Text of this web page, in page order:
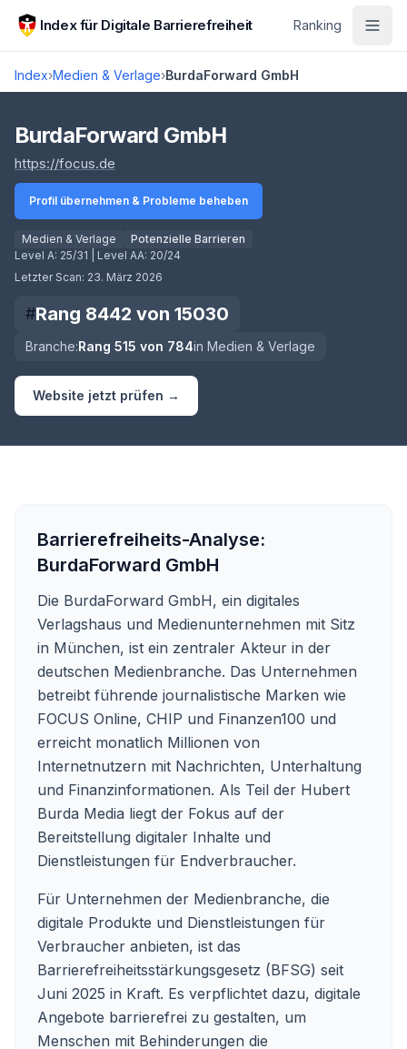
Zum Hauptinhalt springen
Index für Digitale Barrierefreiheit Ranking
Index›Medien & Verlage›BurdaForward GmbH
Score lädt
BurdaForward GmbH
https://focus.de
Profil übernehmen & Probleme beheben
Medien & Verlage
Potenzielle Barrieren
Level A: 25/31 | Level AA: 20/24
Letzter Scan: 23. März 2026
#Rang 8442 von 15030
Branche:Rang 515 von 784in Medien & Verlage
Website jetzt prüfen →
Barrierefreiheits-Analyse:
BurdaForward GmbH
Die BurdaForward GmbH, ein digitales
Verlagshaus und Medienunternehmen mit Sitz
in München, ist ein zentraler Akteur in der
deutschen Medienbranche. Das Unternehmen
betreibt führende journalistische Marken wie
FOCUS Online, CHIP und Finanzen100 und
erreicht monatlich Millionen von
Internetnutzern mit Nachrichten, Unterhaltung
und Finanzinformationen. Als Teil der Hubert
Burda Media liegt der Fokus auf der
Bereitstellung digitaler Inhalte und
Dienstleistungen für Endverbraucher.
Für Unternehmen der Medienbranche, die
digitale Produkte und Dienstleistungen für
Verbraucher anbieten, ist das
Barrierefreiheitsstärkungsgesetz (BFSG) seit
Juni 2025 in Kraft. Es verpflichtet dazu, digitale
Angebote barrierefrei zu gestalten, um
Menschen mit Behinderungen die